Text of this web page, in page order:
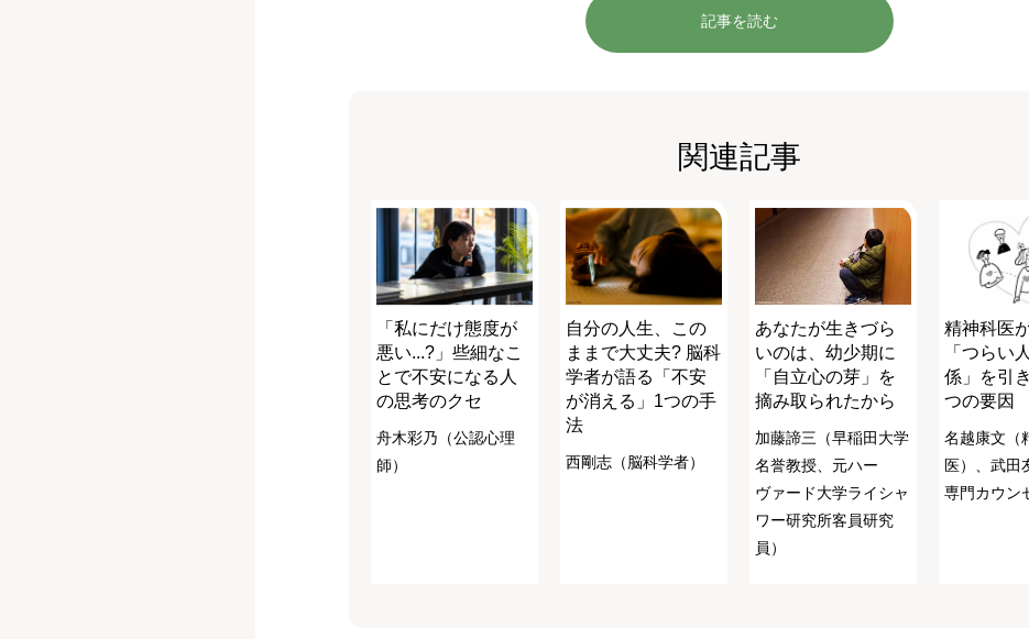
記事を読む
関連記事
「私にだけ態度が
悪い...?」些細なこ
とで不安になる人
の思考のクセ
舟木彩乃（公認心理
師）
自分の人生、この
ままで大丈夫? 脳科
学者が語る「不安
が消える」1つの手
法
西剛志（脳科学者）
あなたが生きづら
いのは、幼少期に
「自立心の芽」を
摘み取られたから
加藤諦三（早稲田大学
名誉教授、元ハー
ヴァード大学ライシャ
ワー研究所客員研究
員）
精神科医
「つらい
係」を引
つの要因
名越康文（
医）、武田
専門カウン